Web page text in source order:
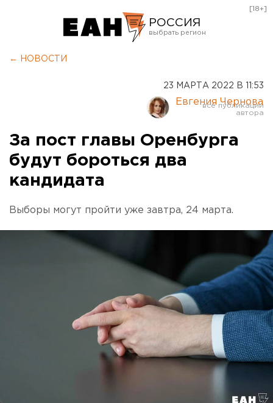
РОССИЯ
Курган
Оренбург
[18+]
← НОВОСТИ
23 МАРТА 2022 В 11:53
Евгения Чернова
За пост главы Оренбурга
будут бороться два
кандидата
Выборы могут пройти уже завтра, 24 марта.